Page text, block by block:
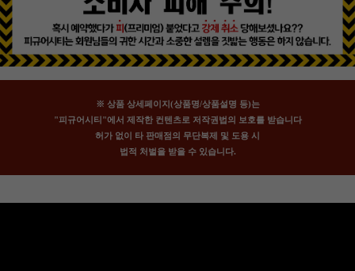
※ 상품 상세페이지(상품명/상품설명 등)는
"피규어시티"에서 제작한 컨텐츠로 저작권법의 보호를 받습니다
허가 없이 타 판매점의 무단복제 및 도용 시
법적 처벌을 받을 수 있습니다.